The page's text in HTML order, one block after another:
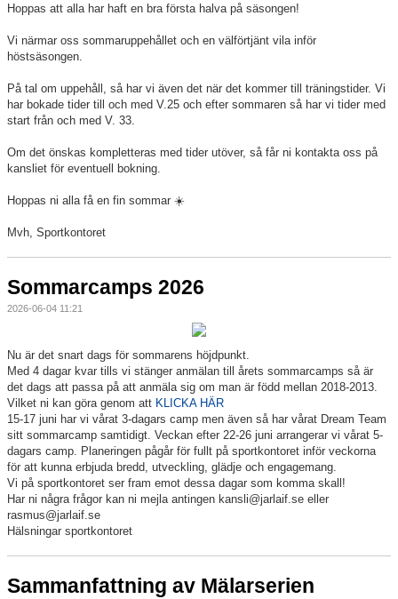
Hoppas att alla har haft en bra första halva på säsongen!
Vi närmar oss sommaruppehållet och en välförtjänt vila inför
höstsäsongen.
På tal om uppehåll, så har vi även det när det kommer till träningstider. Vi
har bokade tider till och med V.25 och efter sommaren så har vi tider med
start från och med V. 33.
Om det önskas kompletteras med tider utöver, så får ni kontakta oss på
kansliet för eventuell bokning.
Hoppas ni alla få en fin sommar ☀️
Mvh, Sportkontoret
Sommarcamps 2026
2026-06-04 11:21
Nu är det snart dags för sommarens höjdpunkt.
Med 4 dagar kvar tills vi stänger anmälan till årets sommarcamps så är
det dags att passa på att anmäla sig om man är född mellan 2018-2013.
Vilket ni kan göra genom att KLICKA HÄR
15-17 juni har vi vårat 3-dagars camp men även så har vårat Dream Team
sitt sommarcamp samtidigt. Veckan efter 22-26 juni arrangerar vi vårat 5-
dagars camp. Planeringen pågår för fullt på sportkontoret inför veckorna
för att kunna erbjuda bredd, utveckling, glädje och engagemang.
Vi på sportkontoret ser fram emot dessa dagar som komma skall!
Har ni några frågor kan ni mejla antingen kansli@jarlaif.se eller
rasmus@jarlaif.se
Hälsningar sportkontoret
Sammanfattning av Mälarserien